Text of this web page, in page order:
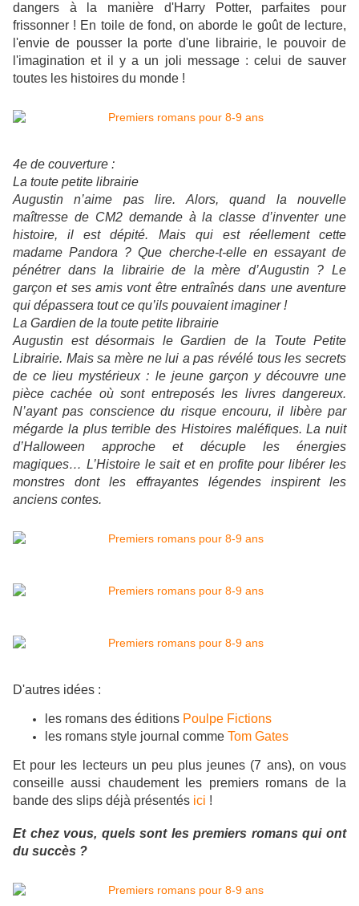
dangers à la manière d'Harry Potter, parfaites pour
frissonner ! En toile de fond, on aborde le goût de lecture,
l'envie de pousser la porte d'une librairie, le pouvoir de
l'imagination et il y a un joli message : celui de sauver
toutes les histoires du monde !
4e de couverture :
La toute petite librairie
Augustin n’aime pas lire. Alors, quand la nouvelle
maîtresse de CM2 demande à la classe d’inventer une
histoire, il est dépité. Mais qui est réellement cette
madame Pandora ? Que cherche-t-elle en essayant de
pénétrer dans la librairie de la mère d’Augustin ? Le
garçon et ses amis vont être entraînés dans une aventure
qui dépassera tout ce qu’ils pouvaient imaginer !
La Gardien de la toute petite librairie
Augustin est désormais le Gardien de la Toute Petite
Librairie. Mais sa mère ne lui a pas révélé tous les secrets
de ce lieu mystérieux : le jeune garçon y découvre une
pièce cachée où sont entreposés les livres dangereux.
N’ayant pas conscience du risque encouru, il libère par
mégarde la plus terrible des Histoires maléfiques. La nuit
d’Halloween approche et décuple les énergies
magiques… L’Histoire le sait et en profite pour libérer les
monstres dont les effrayantes légendes inspirent les
anciens contes.
D'autres idées :
les romans des éditions Poulpe Fictions
les romans style journal comme Tom Gates
Et pour les lecteurs un peu plus jeunes (7 ans), on vous
conseille aussi chaudement les premiers romans de la
bande des slips déjà présentés ici !
Et chez vous, quels sont les premiers romans qui ont
du succès ?